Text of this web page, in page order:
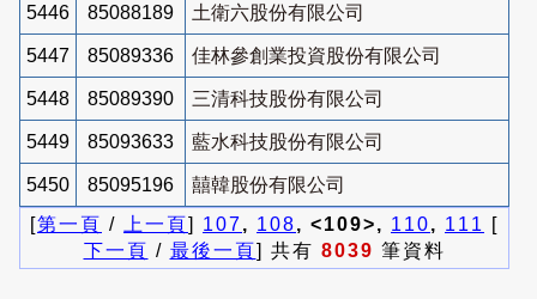
5446 85088189 土衛六股份有限公司
5447 85089336 佳林參創業投資股份有限公司
5448 85089390 三清科技股份有限公司
5449 85093633 藍水科技股份有限公司
5450 85095196
囍韓股份有限公司
[第一頁 / 上一頁] 107, 108, <109>, 110, 111
[
下一頁 / 最後一頁] 共有 8039 筆資料